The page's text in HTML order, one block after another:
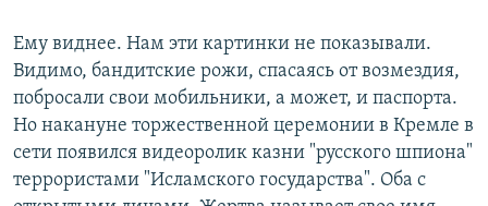
Ему виднее. Нам эти картинки не показывали.
Видимо, бандитские рожи, спасаясь от возмездия,
побросали свои мобильники, а может, и паспорта.
Но накануне торжественной церемонии в Кремле в
сети появился видеоролик казни "русского шпиона"
террористами "Исламского государства". Оба с